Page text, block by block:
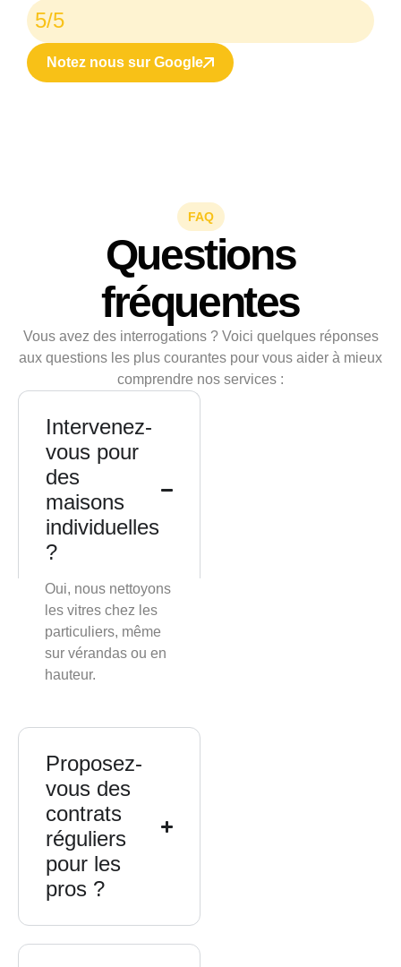
5/5
Notez nous sur Google
FAQ
Questions
fréquentes
Vous avez des interrogations ? Voici quelques réponses
aux questions les plus courantes pour vous aider à mieux
comprendre nos services :
Intervenez-
vous pour
des
maisons
individuelles
?
Oui, nous nettoyons
les vitres chez les
particuliers, même
sur vérandas ou en
hauteur.
Proposez-
vous des
contrats
réguliers
pour les
pros ?